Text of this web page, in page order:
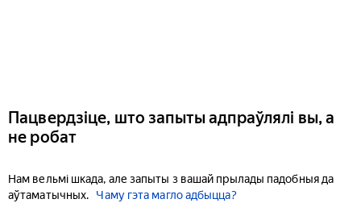
Пацвердзіце, што запыты адпраўлялі вы, а
не робат
Нам вельмі шкада, але запыты з вашай прылады падобныя да
аўтаматычных.
Чаму гэта магло адбыцца?